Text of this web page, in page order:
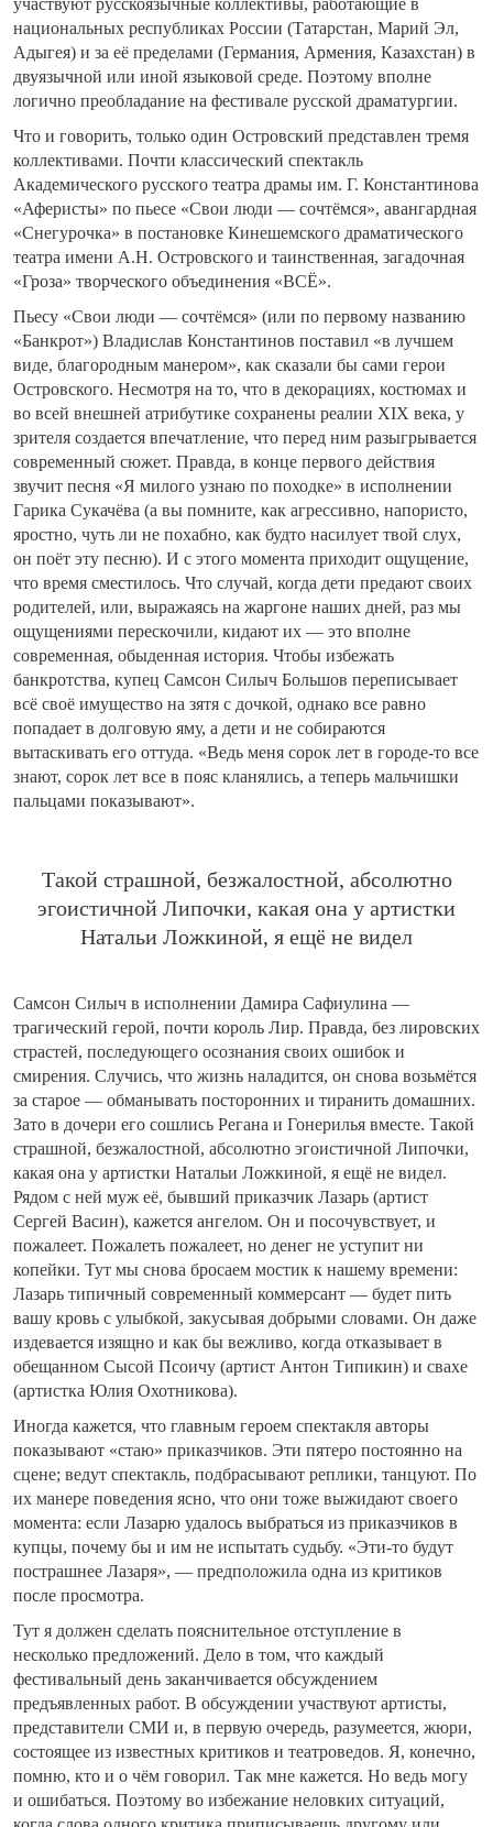
участвуют русскоязычные коллективы, работающие в
национальных республиках России (Татарстан, Марий Эл,
Адыгея) и за её пределами (Германия, Армения, Казахстан) в
двуязычной или иной языковой среде. Поэтому вполне
логично преобладание на фестивале русской драматургии.
Что и говорить, только один Островский представлен тремя
коллективами. Почти классический спектакль
Академического русского театра драмы им. Г. Константинова
«Аферисты» по пьесе «Свои люди — сочтёмся», авангардная
«Снегурочка» в постановке Кинешемского драматического
театра имени А.Н. Островского и таинственная, загадочная
«Гроза» творческого объединения «ВСЁ».
Пьесу «Свои люди — сочтёмся» (или по первому названию
«Банкрот») Владислав Константинов поставил «в лучшем
виде, благородным манером», как сказали бы сами герои
Островского. Несмотря на то, что в декорациях, костюмах и
во всей внешней атрибутике сохранены реалии XIX века, у
зрителя создается впечатление, что перед ним разыгрывается
современный сюжет. Правда, в конце первого действия
звучит песня «Я милого узнаю по походке» в исполнении
Гарика Сукачёва (а вы помните, как агрессивно, напористо,
яростно, чуть ли не похабно, как будто насилует твой слух,
он поёт эту песню). И с этого момента приходит ощущение,
что время сместилось. Что случай, когда дети предают своих
родителей, или, выражаясь на жаргоне наших дней, раз мы
ощущениями перескочили, кидают их — это вполне
современная, обыденная история. Чтобы избежать
банкротства, купец Самсон Силыч Большов переписывает
всё своё имущество на зятя с дочкой, однако все равно
попадает в долговую яму, а дети и не собираются
вытаскивать его оттуда. «Ведь меня сорок лет в городе-то все
знают, сорок лет все в пояс кланялись, а теперь мальчишки
пальцами показывают».
Такой страшной, безжалостной, абсолютно
эгоистичной Липочки, какая она у артистки
Натальи Ложкиной, я ещё не видел
Самсон Силыч в исполнении Дамира Сафиулина —
трагический герой, почти король Лир. Правда, без лировских
страстей, последующего осознания своих ошибок и
смирения. Случись, что жизнь наладится, он снова возьмётся
за старое — обманывать посторонних и тиранить домашних.
Зато в дочери его сошлись Регана и Гонерилья вместе. Такой
страшной, безжалостной, абсолютно эгоистичной Липочки,
какая она у артистки Натальи Ложкиной, я ещё не видел.
Рядом с ней муж её, бывший приказчик Лазарь (артист
Сергей Васин), кажется ангелом. Он и посочувствует, и
пожалеет. Пожалеть пожалеет, но денег не уступит ни
копейки. Тут мы снова бросаем мостик к нашему времени:
Лазарь типичный современный коммерсант — будет пить
вашу кровь с улыбкой, закусывая добрыми словами. Он даже
издевается изящно и как бы вежливо, когда отказывает в
обещанном Сысой Псоичу (артист Антон Типикин) и свахе
(артистка Юлия Охотникова).
Иногда кажется, что главным героем спектакля авторы
показывают «стаю» приказчиков. Эти пятеро постоянно на
сцене; ведут спектакль, подбрасывают реплики, танцуют. По
их манере поведения ясно, что они тоже выжидают своего
момента: если Лазарю удалось выбраться из приказчиков в
купцы, почему бы и им не испытать судьбу. «Эти-то будут
пострашнее Лазаря», — предположила одна из критиков
после просмотра.
Тут я должен сделать пояснительное отступление в
несколько предложений. Дело в том, что каждый
фестивальный день заканчивается обсуждением
предъявленных работ. В обсуждении участвуют артисты,
представители СМИ и, в первую очередь, разумеется, жюри,
состоящее из известных критиков и театроведов. Я, конечно,
помню, кто и о чём говорил. Так мне кажется. Но ведь могу
и ошибаться. Поэтому во избежание неловких ситуаций,